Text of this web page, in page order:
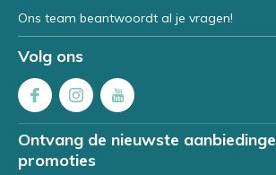
Ons team beantwoordt al je vragen!
Volg ons
Ontvang de nieuwste
promoties